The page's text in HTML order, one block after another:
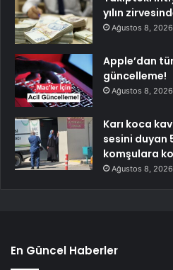
yılın
Ağustos 8, 2026
Apple’dan
güncelleme!
Ağustos 8, 2026
Karı koca
sesini duyan
komşulara
Ağustos 8, 2026
En Güncel Haberler